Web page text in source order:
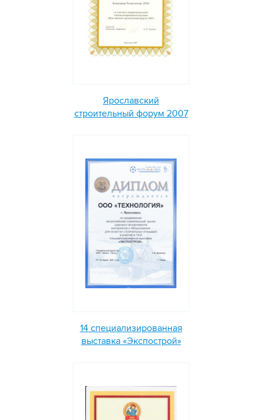
Ярославский
строительный форум 2007
14 специализированная
выставка «Экспострой»